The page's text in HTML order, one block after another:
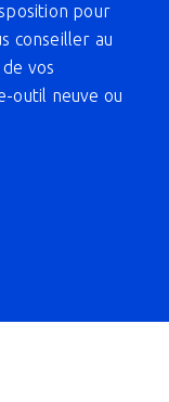
pour
conseiller au
vos
outil neuve ou